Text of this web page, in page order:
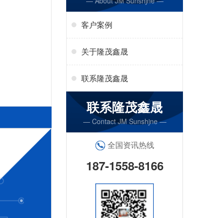
客户案例
关于隆茂鑫晟
联系隆茂鑫晟
联系隆茂鑫晟
— Contact JM Sunshjne —
全国资讯热线
187-1558-8166